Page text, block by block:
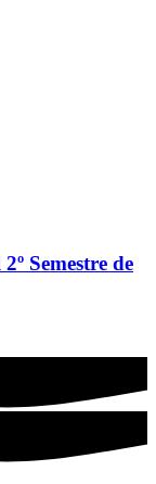
Semestre de